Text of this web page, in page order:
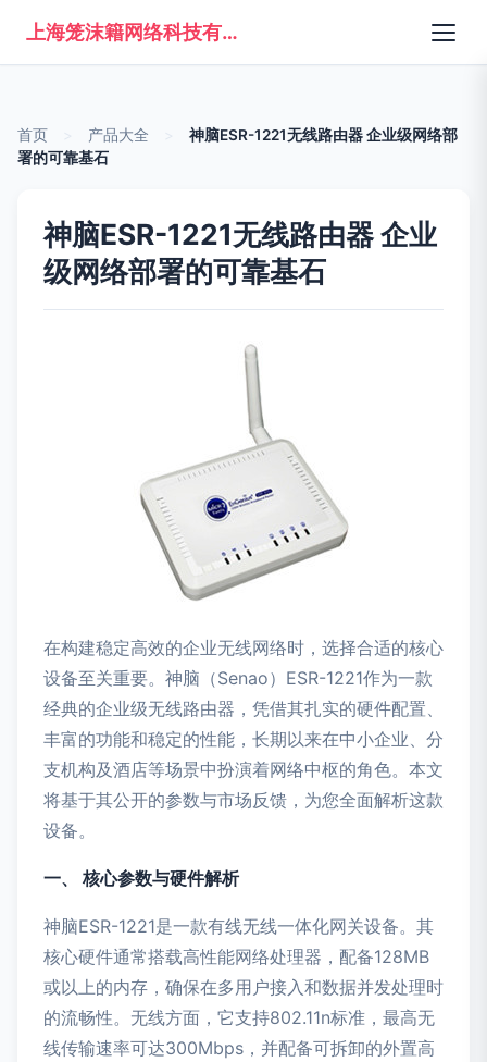
上海笼沫籍网络科技有限公司
首页 产品大全
神脑ESR-1221无线路由器 企业级网络部
署的可靠基石
神脑ESR-1221无线路由器 企业
级网络部署的可靠基石
在构建稳定高效的企业无线网络时，选择合适的核心
设备至关重要。神脑（Senao）ESR-1221作为一款
经典的企业级无线路由器，凭借其扎实的硬件配置、
丰富的功能和稳定的性能，长期以来在中小企业、分
支机构及酒店等场景中扮演着网络中枢的角色。本文
将基于其公开的参数与市场反馈，为您全面解析这款
设备。
一、 核心参数与硬件解析
神脑ESR-1221是一款有线无线一体化网关设备。其
核心硬件通常搭载高性能网络处理器，配备128MB
或以上的内存，确保在多用户接入和数据并发处理时
的流畅性。无线方面，它支持802.11n标准，最高无
线传输速率可达300Mbps，并配备可拆卸的外置高